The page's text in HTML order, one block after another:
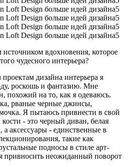
вдохновения, которое
чудесного интерьера?
дизайна интерьера я
роскошь и фантазию. Мне
похожий на то, как я одеваюсь.
рваные черные джинсы,
Я пытаюсь привнести в свой
- это черный диван, белая
а аксессуары - единственные в
такие как
подносы в стиле арт-
привносить неожиданный поворот